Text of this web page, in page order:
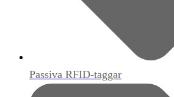
Passiva RFID-taggar